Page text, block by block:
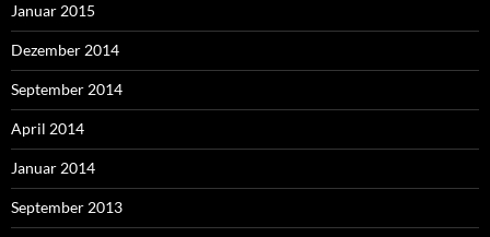
Januar 2015
Dezember 2014
September 2014
April 2014
Januar 2014
September 2013